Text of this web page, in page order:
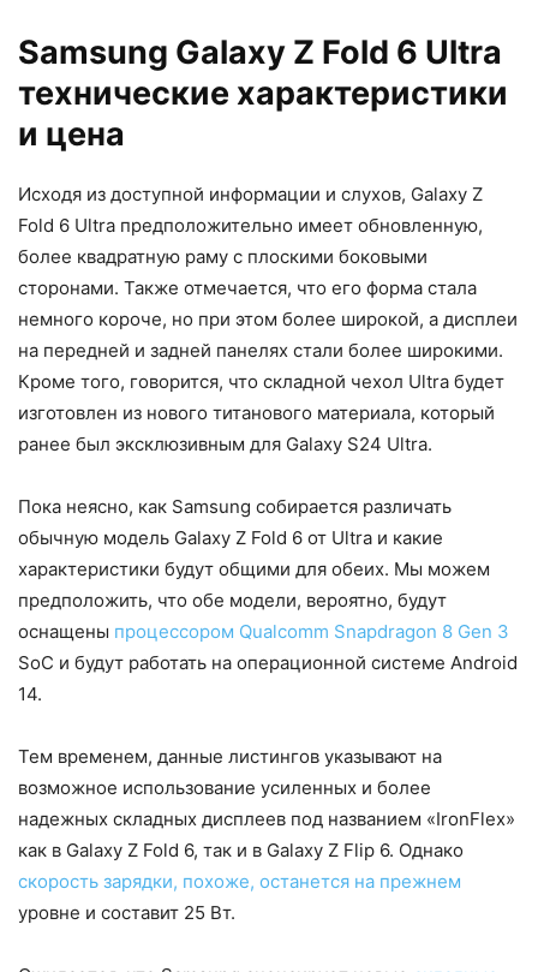
Samsung Galaxy Z Fold 6 Ultra
технические характеристики
и цена
Исходя из доступной информации и слухов, Galaxy Z
Fold 6 Ultra предположительно имеет обновленную,
более квадратную раму с плоскими боковыми
сторонами. Также отмечается, что его форма стала
немного короче, но при этом более широкой, а дисплеи
на передней и задней панелях стали более широкими.
Кроме того, говорится, что складной чехол Ultra будет
изготовлен из нового титанового материала, который
ранее был эксклюзивным для Galaxy S24 Ultra.
Пока неясно, как Samsung собирается различать
обычную модель Galaxy Z Fold 6 от Ultra и какие
характеристики будут общими для обеих. Мы можем
предположить, что обе модели, вероятно, будут
оснащены процессором Qualcomm Snapdragon 8 Gen 3
SoC и будут работать на операционной системе Android
14.
Тем временем, данные листингов указывают на
возможное использование усиленных и более
надежных складных дисплеев под названием «IronFlex»
как в Galaxy Z Fold 6, так и в Galaxy Z Flip 6. Однако
скорость зарядки, похоже, останется на прежнем
уровне и составит 25 Вт.